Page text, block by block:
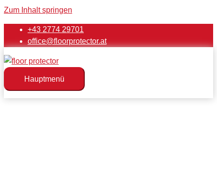
Zum Inhalt springen
+43 2774 29701
office@floorprotector.at
Hauptmenü